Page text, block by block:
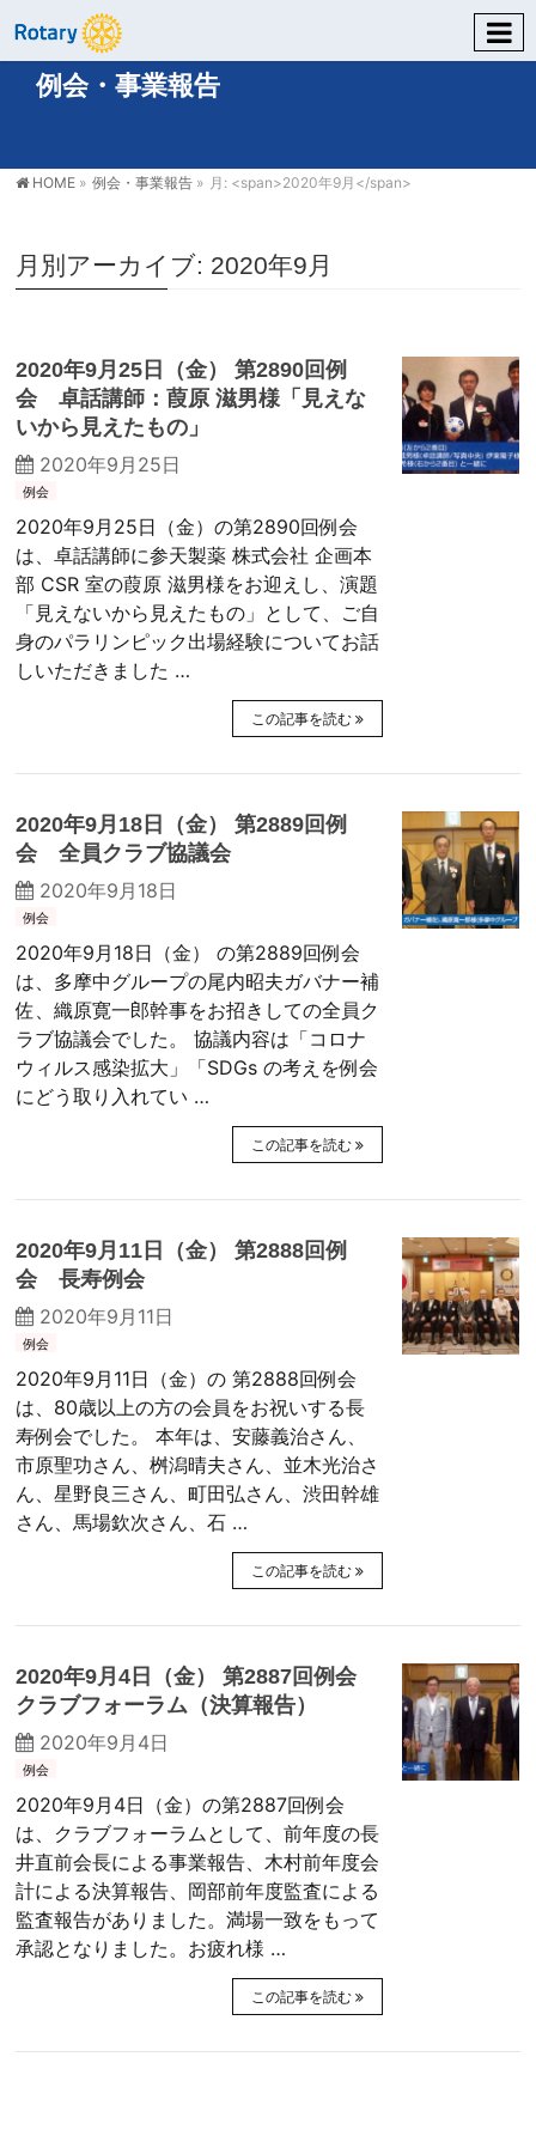
例会・事業報告
HOME » 例会・事業報告 » 月: <span>2020年9月</span>
月別アーカイブ: 2020年9月
2020年9月25日（金） 第2890回例
会 卓話講師：葭原 滋男様「見えな
いから見えたもの」
2020年9月25日
例会
2020年9月25日（金）の第2890回例会
は、卓話講師に参天製薬 株式会社 企画本
部 CSR 室の葭原 滋男様をお迎えし、演題
「見えないから見えたもの」として、ご自
身のパラリンピック出場経験についてお話
しいただきました …
この記事を読む
2020年9月18日（金） 第2889回例
会 全員クラブ協議会
2020年9月18日
例会
2020年9月18日（金） の第2889回例会
は、多摩中グループの尾内昭夫ガバナー補
佐、織原寛一郎幹事をお招きしての全員ク
ラブ協議会でした。 協議内容は「コロナ
ウィルス感染拡大」「SDGs の考えを例会
にどう取り入れてい …
この記事を読む
2020年9月11日（金） 第2888回例
会 長寿例会
2020年9月11日
例会
2020年9月11日（金）の 第2888回例会
は、80歳以上の方の会員をお祝いする長
寿例会でした。 本年は、安藤義治さん、
市原聖功さん、桝潟晴夫さん、並木光治さ
ん、星野良三さん、町田弘さん、渋田幹雄
さん、馬場欽次さん、石 …
この記事を読む
2020年9月4日（金） 第2887回例会
クラブフォーラム（決算報告）
2020年9月4日
例会
2020年9月4日（金）の第2887回例会
は、クラブフォーラムとして、前年度の長
井直前会長による事業報告、木村前年度会
計による決算報告、岡部前年度監査による
監査報告がありました。満場一致をもって
承認となりました。お疲れ様 …
この記事を読む